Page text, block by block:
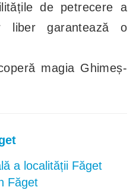
de petrecere a
garantează o
magia Ghimeș-
a localității Făget
Făget